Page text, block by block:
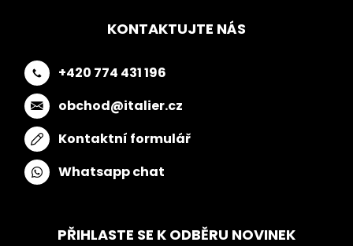
KONTAKTUJTE NÁS
+420 774 431 196
obchod@italier.cz
Kontaktní formulář
Whatsapp chat
PŘIHLASTE SE K ODBĚRU NOVINEK